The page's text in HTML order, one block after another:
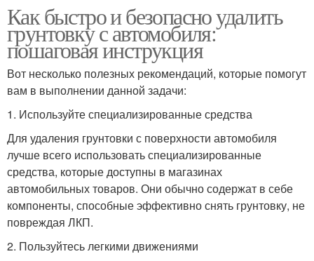
Как быстро и безопасно удалить
грунтовку с автомобиля:
пошаговая инструкция
Вот несколько полезных рекомендаций, которые помогут
вам в выполнении данной задачи:
1. Используйте специализированные средства
Для удаления грунтовки с поверхности автомобиля
лучше всего использовать специализированные
средства, которые доступны в магазинах
автомобильных товаров. Они обычно содержат в себе
компоненты, способные эффективно снять грунтовку, не
повреждая ЛКП.
2. Пользуйтесь легкими движениями